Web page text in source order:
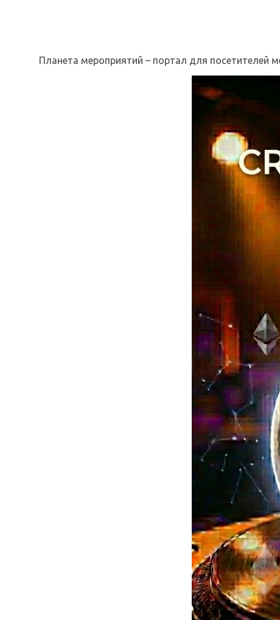
Планета мероприятий – портал для посетителей